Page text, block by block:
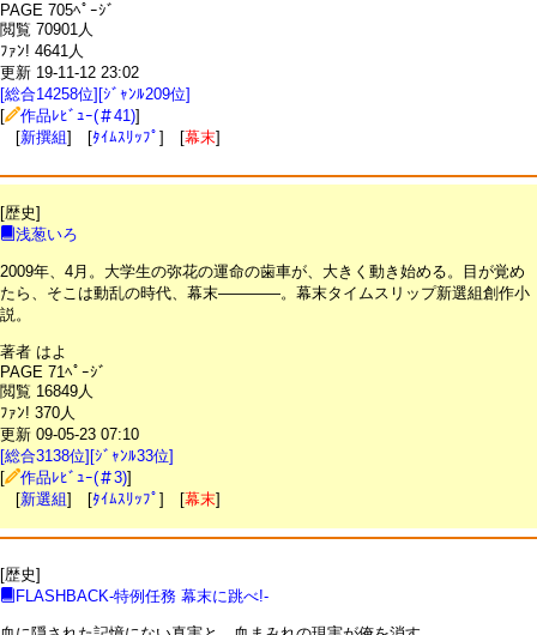
PAGE 705ﾍﾟｰｼﾞ
閲覧 70901人
ﾌｧﾝ! 4641人
更新 19-11-12 23:02
[総合14258位][ｼﾞｬﾝﾙ209位]
[
作品ﾚﾋﾞｭｰ(＃41)]
[新撰組] [ﾀｲﾑｽﾘｯﾌﾟ ] [幕末]
[歴史]
浅葱いろ
2009年、4月。大学生の弥花の運命の歯車が、大きく動き始める。目が覚め
たら、そこは動乱の時代、幕末――――。幕末タイムスリップ新選組創作小
説。
著者 はよ
PAGE 71ﾍﾟｰｼﾞ
閲覧 16849人
ﾌｧﾝ! 370人
更新 09-05-23 07:10
[総合3138位][ｼﾞｬﾝﾙ33位]
[
作品ﾚﾋﾞｭｰ(＃3)]
[新選組] [ﾀｲﾑｽﾘｯﾌﾟ ] [幕末]
[歴史]
FLASHBACK-特例任務 幕末に跳べ!-